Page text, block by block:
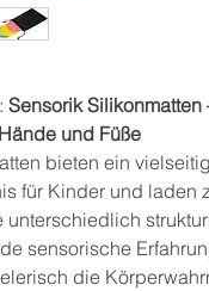
Sensorik Silikonmatten
und Füße
bieten ein
für Kinder und laden
sensorische
die